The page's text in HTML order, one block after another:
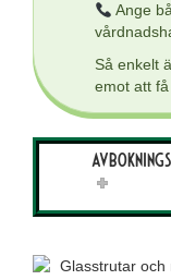
Ange
Så enkelt
emot att